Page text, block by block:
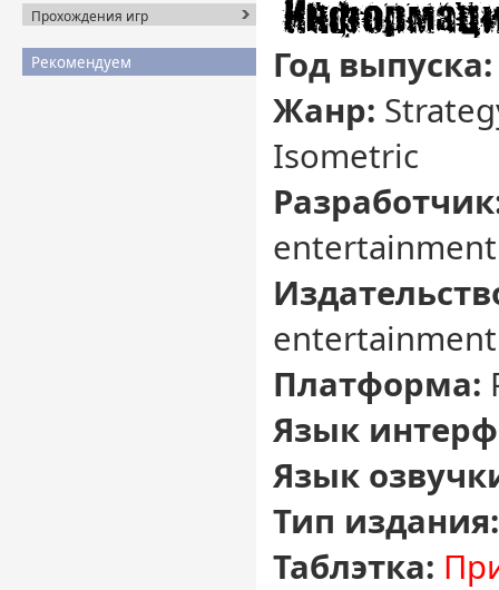
Прохождения игр
Рекомендуем Год выпуска:
Жанр:
Isometric
Платформа:
Язык
Язык
Тип
Таблэтка: